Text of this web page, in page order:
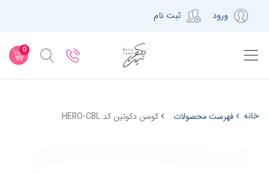
ورود ثبت نام
0
خانه فهرست محصولات کوسن دکوتین کد HERO-CBL